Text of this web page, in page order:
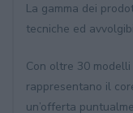
La gamma dei
tecniche ed
Con oltre 30
rappresentano il
un’offerta